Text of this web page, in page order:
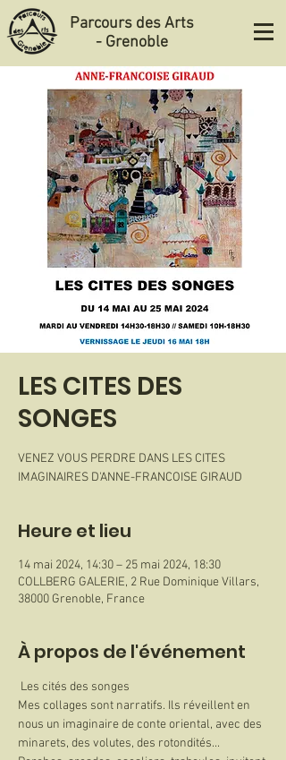
Parcours des Arts
- Grenoble
LES CITES DES
SONGES
VENEZ VOUS PERDRE DANS LES CITES
IMAGINAIRES D'ANNE-FRANCOISE GIRAUD
Heure et lieu
14 mai 2024, 14:30 – 25 mai 2024, 18:30
COLLBERG GALERIE, 2 Rue Dominique Villars,
38000 Grenoble, France
À propos de l'événement
Les cités des songes
Mes collages sont narratifs. Ils réveillent en
nous un imaginaire de conte oriental, avec des
minarets, des volutes, des rotondités...